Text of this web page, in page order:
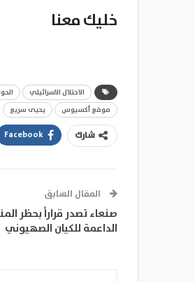
خليك معنا
الاحتلال الاسرائيلي
موقع أكسيوس
يحيى سريع
شارك Facebook
المقال السابق
صنعاء تصدر قراراً بحظر
الداعمة للكيان الصهيوني